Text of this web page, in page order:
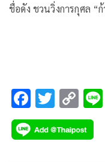
ชื่อดัง ชวนวิ่งการกุศล “
F
ac
e
T
wi
tt
C
o
p